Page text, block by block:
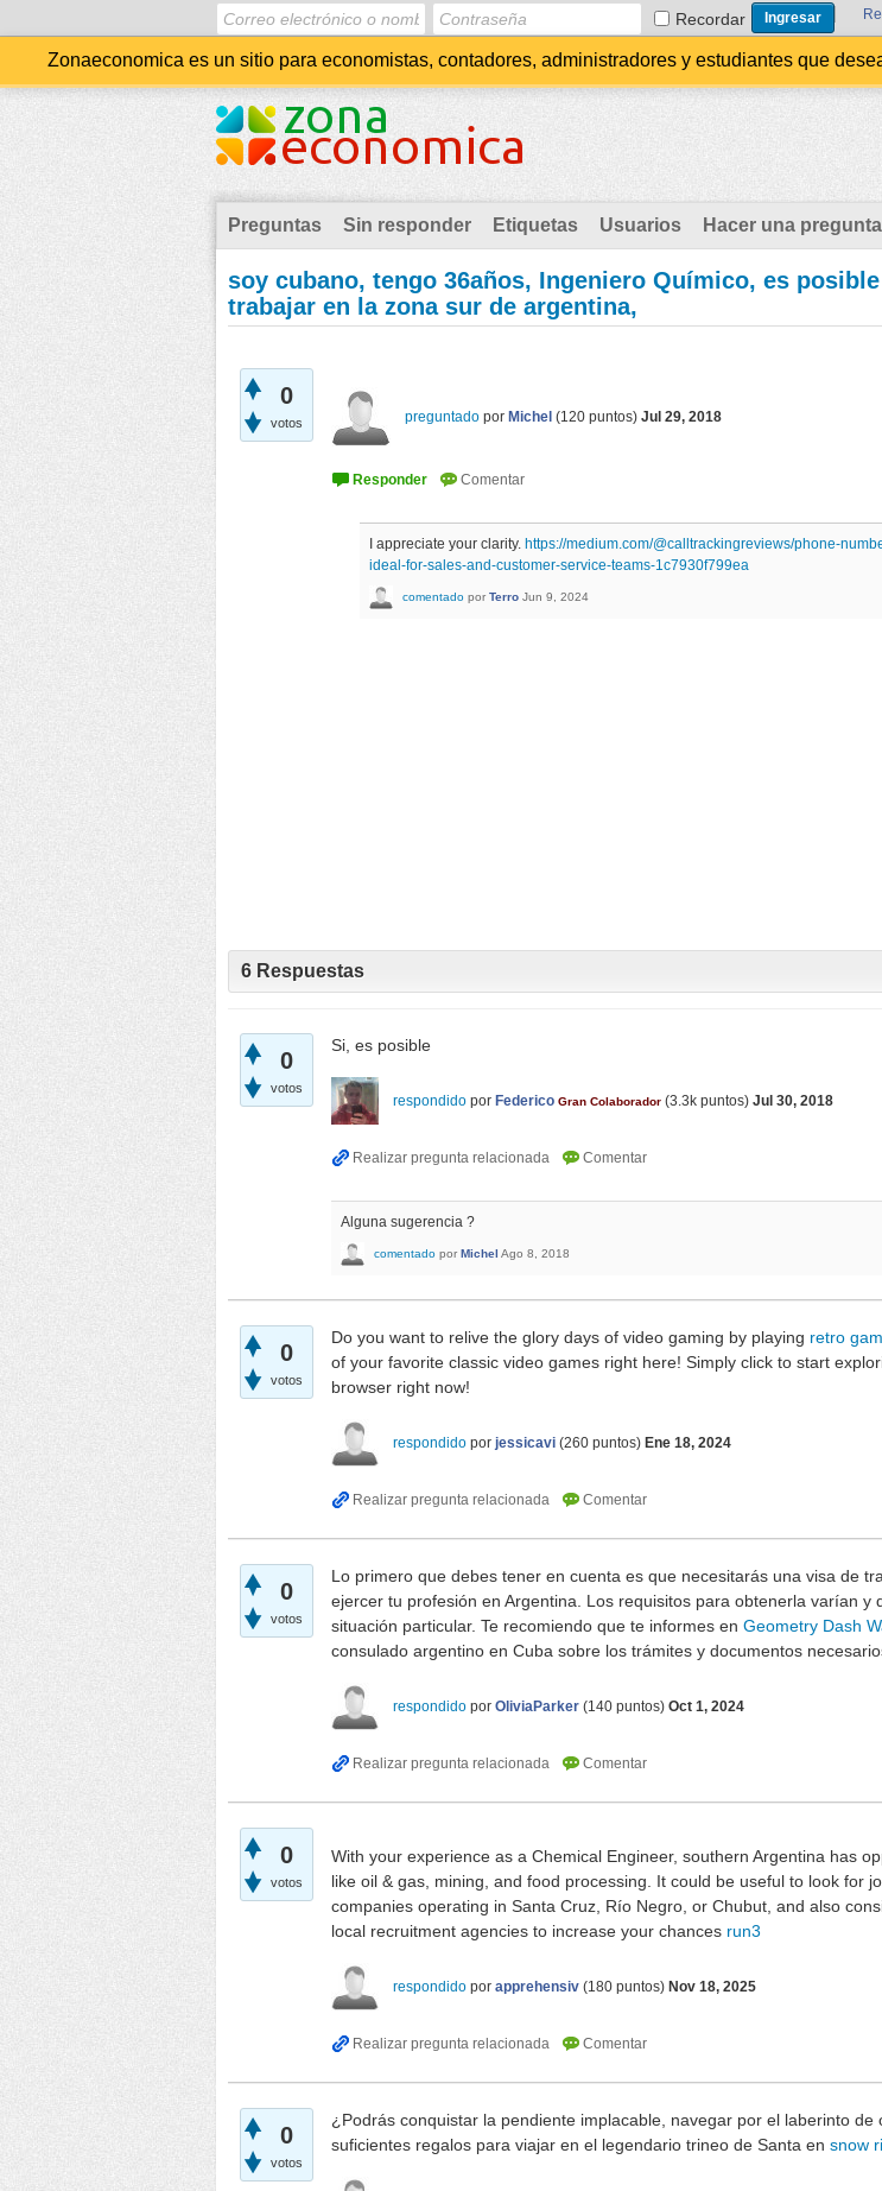
Recordar
Zonaeconomica es un sitio para economistas, contadores, administradores y estudiantes que
Preguntas Sin responder Etiquetas Usuarios Hacer una pregunta
soy cubano, tengo 36años, Ingeniero Químico, es
trabajar en la zona sur de argentina,
0
votos preguntado por Michel (120 puntos) Jul 29, 2018
I appreciate your clarity. https://medium.com/@calltrackingreviews/phone-
ideal-for-sales-and-customer-service-teams-1c7930f799ea
comentado por Terro Jun 9, 2024
6 Respuestas
0
votos
Si, es posible
respondido por Federico Gran Colaborador (3.3k puntos) Jul 30, 2018
Alguna sugerencia ?
comentado por Michel Ago 8, 2018
0
votos
Do you want to relive the glory days of video gaming by playing retro
of your favorite classic video games right here! Simply click to start
browser right now!
respondido por jessicavi (260 puntos) Ene 18, 2024
0
votos
Lo primero que debes tener en cuenta es que necesitarás una visa de
ejercer tu profesión en Argentina. Los requisitos para obtenerla varían y
situación particular. Te recomiendo que te informes en Geometry Dash
consulado argentino en Cuba sobre los trámites y documentos
respondido por OliviaParker (140 puntos) Oct 1, 2024
0
votos
With your experience as a Chemical Engineer, southern Argentina has
like oil & gas, mining, and food processing. It could be useful to look for
companies operating in Santa Cruz, Río Negro, or Chubut, and also
local recruitment agencies to increase your chances run3
respondido por apprehensiv (180 puntos) Nov 18, 2025
0
votos
¿Podrás conquistar la pendiente implacable, navegar por el laberinto de
suficientes regalos para viajar en el legendario trineo de Santa en snow